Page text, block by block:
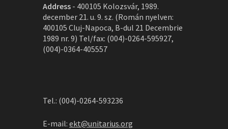
Address - 400105 Kolozsvár, 1989.
december 21. u. 9. sz. (Román nyelven:
400105 Cluj-Napoca, B-dul 21 Decembrie
1989 nr. 9) Tel/fax: (004)-0264-595927,
(004)-0364-405557
Tel.: (004)-0264-593236
E-mail: ekt@unitarius.org